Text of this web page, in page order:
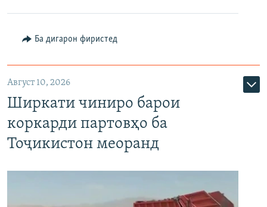
Ба дигарон фиристед
Август 10, 2026
Ширкати чиниро барои
коркарди партовҳо ба
Тоҷикистон меоранд